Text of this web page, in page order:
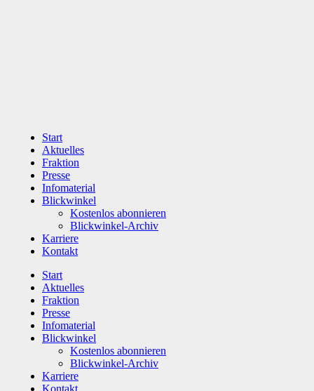
Start
Aktuelles
Fraktion
Presse
Infomaterial
Blickwinkel
Kostenlos abonnieren
Blickwinkel-Archiv
Karriere
Kontakt
Start
Aktuelles
Fraktion
Presse
Infomaterial
Blickwinkel
Kostenlos abonnieren
Blickwinkel-Archiv
Karriere
Kontakt